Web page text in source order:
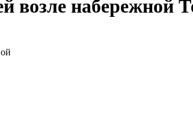
возле набережной